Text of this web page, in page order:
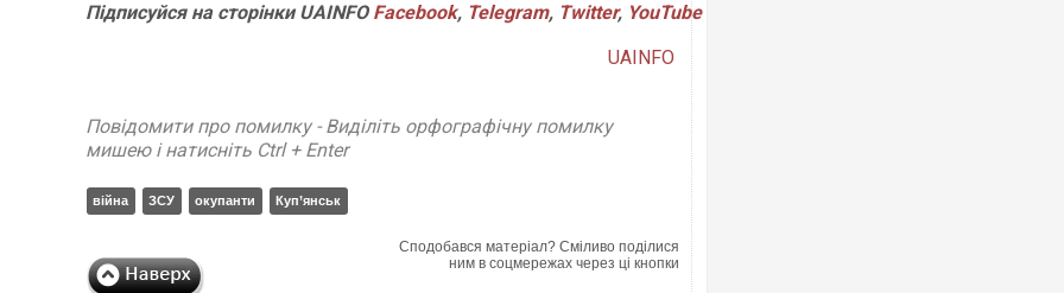
Підписуйся на сторінки UAINFO Facebook, Telegram, Twitter, YouTube
UAINFO
Повідомити про помилку - Виділіть орфографічну помилку
мишею і натисніть Ctrl + Enter
війна ЗСУ окупанти Куп’янськ
Сподобався матеріал? Сміливо поділися
ним в соцмережах через ці кнопки